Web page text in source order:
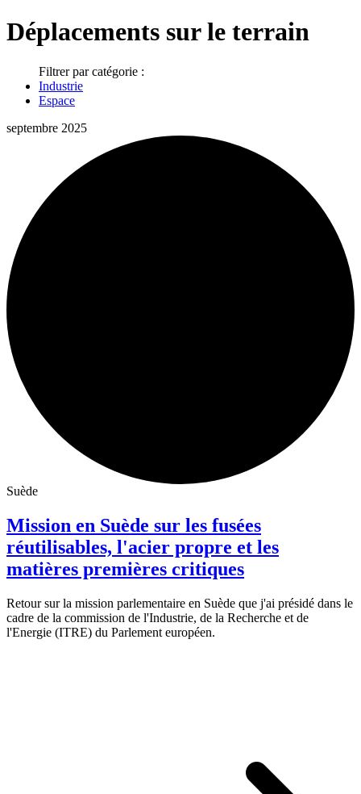
Déplacements sur le terrain
Filtrer par catégorie :
Industrie
Espace
septembre 2025
Suède
Mission en Suède sur les fusées
réutilisables, l'acier propre et les
matières premières critiques
Retour sur la mission parlementaire en Suède que j'ai présidé dans le
cadre de la commission de l'Industrie, de la Recherche et de
l'Energie (ITRE) du Parlement européen.